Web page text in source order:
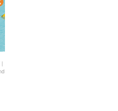
||